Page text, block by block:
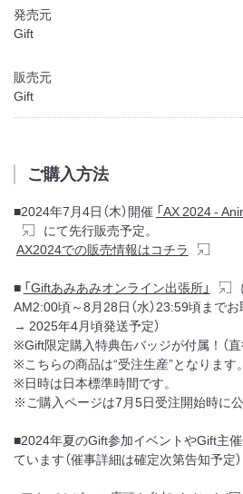
発売元
Gift
販売元
Gift
ご購入方法
■2024年7月4日（木）開催 「AX 2024 -
にて先行販売予定。
AX2024での販売情報はコチラ
■ 「Giftあみあみオンライン出張所」
AM2:00頃～8月28日（水）23:59頃までお
→ 2025年4月頃発送予定）
※Gift限定購入特典缶バッジが付属！（直
※こちらの商品は“受注生産”となります。
※日時は日本標準時間です。
※ご購入ページは7月5日受注開始時に公
■2024年夏のGift参加イベントやGift主
ています（催事詳細は確定次第告知予定）